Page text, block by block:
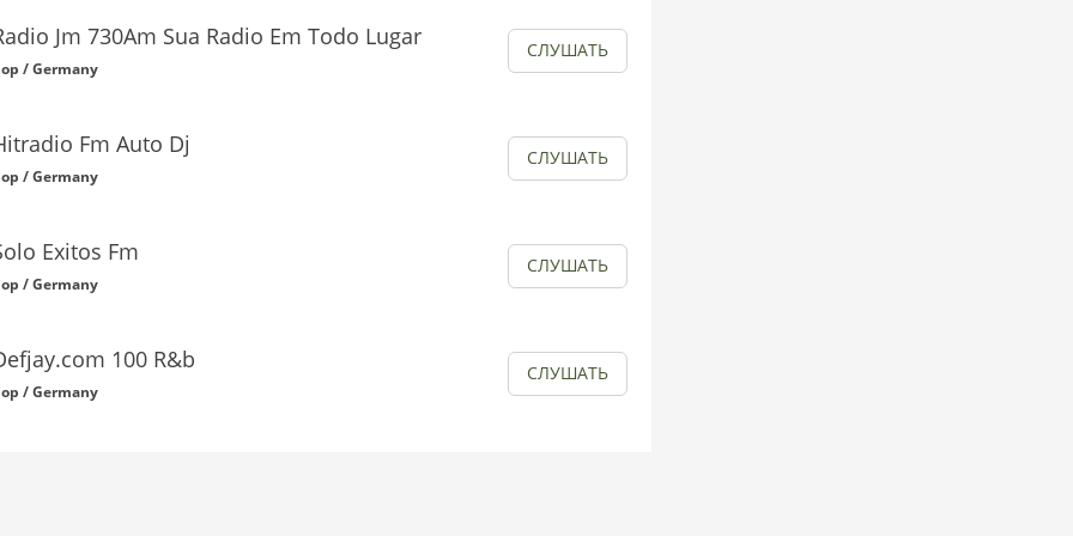
Jm 730Am Sua Radio Em Todo Lugar
/ Germany
СЛУШАТЬ
Fm Auto Dj
/ Germany
СЛУШАТЬ
Exitos Fm
/ Germany
СЛУШАТЬ
100 R&b
/ Germany
СЛУШАТЬ